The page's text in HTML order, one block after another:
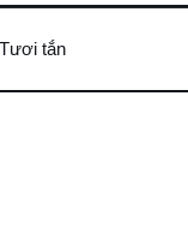
tắn